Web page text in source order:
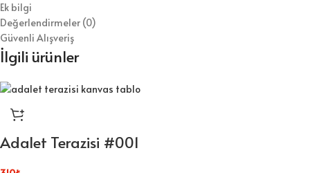
Ek bilgi
Değerlendirmeler (0)
Güvenli Alışveriş
İlgili ürünler
Adalet Terazisi #001